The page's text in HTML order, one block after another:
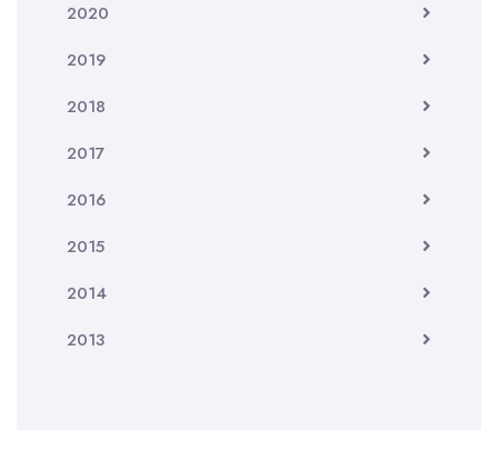
2020
2019
2018
2017
2016
2015
2014
2013